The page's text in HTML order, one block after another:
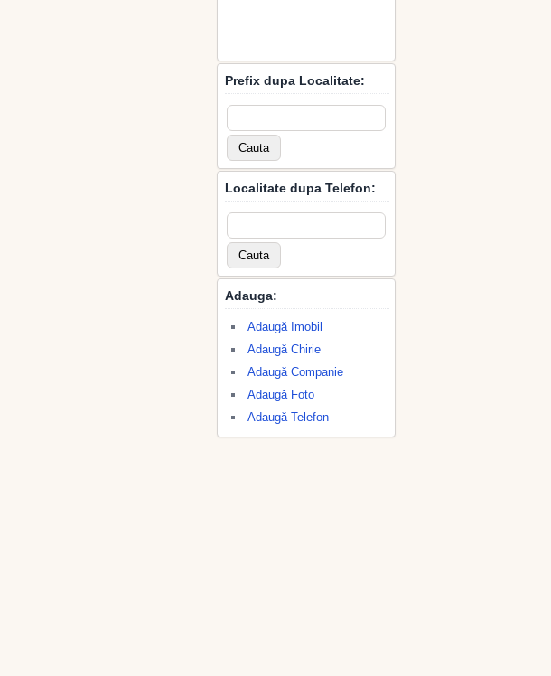
Prefix dupa Localitate:
Localitate dupa Telefon:
Adauga:
Adaugă Imobil
Adaugă Chirie
Adaugă Companie
Adaugă Foto
Adaugă Telefon